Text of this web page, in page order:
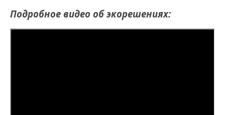
Подробное видео об экорешениях: